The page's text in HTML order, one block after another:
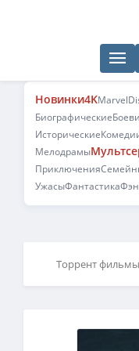
Новинки4KMarvel
Биографические
Исторические
Мелодрамы
Приключения
УжасыФантастика
Торрент фильмы